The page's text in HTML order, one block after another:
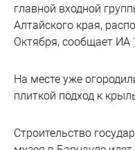
главной входной
Алтайского края,
Октября, сообщает ИА
На месте уже
плиткой подход к
Строительство